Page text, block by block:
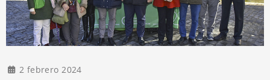
2 febrero 2024